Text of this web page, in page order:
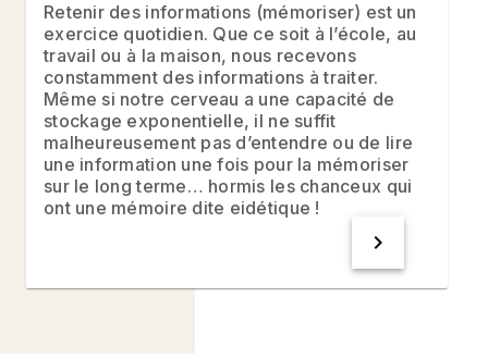
Retenir des informations (mémoriser) est un
exercice quotidien. Que ce soit à l’école, au
travail ou à la maison, nous recevons
constamment des informations à traiter.
Même si notre cerveau a une capacité de
stockage exponentielle, il ne suffit
malheureusement pas d’entendre ou de lire
une information une fois pour la mémoriser
sur le long terme… hormis les chanceux qui
ont une mémoire dite eidétique !
chevron_right